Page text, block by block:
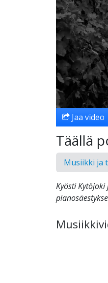
Jaa video
Täällä
Musiikki ja
Kyösti